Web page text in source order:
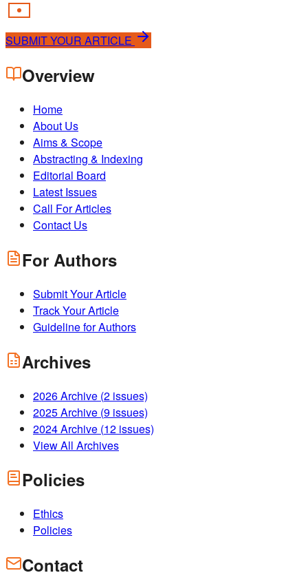
SUBMIT YOUR ARTICLE
Overview
Home
About Us
Aims & Scope
Abstracting & Indexing
Editorial Board
Latest Issues
Call For Articles
Contact Us
For Authors
Submit Your Article
Track Your Article
Guideline for Authors
Archives
2026Archive (2 issues)
2025Archive (9 issues)
2024Archive (12 issues)
View All Archives
Policies
Ethics
Policies
Contact